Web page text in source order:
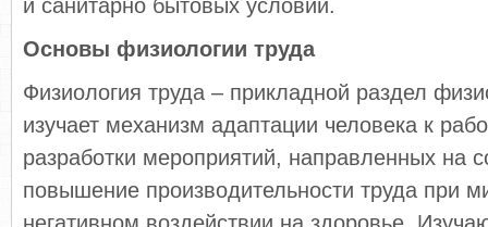
и санитарно бытовых условий.
Основы физиологии труда
Физиология труда – прикладной раздел
изучает механизм адаптации человека к
разработки мероприятий, направленных на
повышение производительности труда при